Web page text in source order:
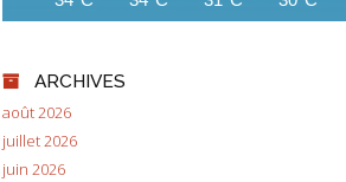
ARCHIVES
août 2026
juillet 2026
juin 2026